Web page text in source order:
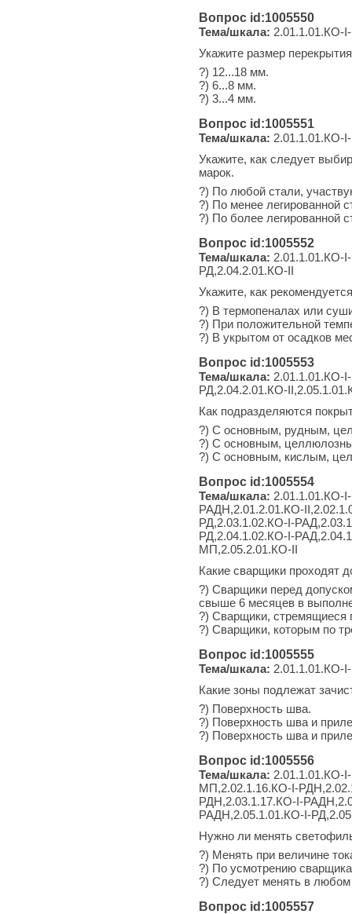
Вопрос id:1005550
Тема/шкала: 2.01.1.01.КО-
Укажите размер
?) 12...18 мм.
?) 6...8 мм.
?) 3...4 мм.
Вопрос id:1005551
Тема/шкала: 2.01.1.01.КО-
Укажите, как следует
марок.
?) По любой стали,
?) По менее легированной
?) По более легированной
Вопрос id:1005552
Тема/шкала: 2.01.1.01.КО-
РД,2.04.2.01.КО-II
Укажите, как
?) В термопеналах или
?) При положительной
?) В укрытом от осадков
Вопрос id:1005553
Тема/шкала: 2.01.1.01.КО-
РД,2.04.2.01.КО-
Как подразделяются
?) С основным, рудным,
?) С основным,
?) С основным, кислым,
Вопрос id:1005554
Тема/шкала: 2.01.1.01.КО-
РАДН,2.01.2.01.КО-
РД,2.03.1.02.КО-I-
РД,2.04.1.02.КО-I-
МП,2.05.2.01.КО-II
Какие сварщики проходят
?) Сварщики перед
свыше 6 месяцев в
?) Сварщики, стремящиеся
?) Сварщики, которым по
Вопрос id:1005555
Тема/шкала: 2.01.1.01.КО-
Какие зоны подлежат
?) Поверхность шва.
?) Поверхность шва и
?) Поверхность шва и
Вопрос id:1005556
Тема/шкала: 2.01.1.01.КО-
МП,2.02.1.16.КО-I-
РДН,2.03.1.17.КО-I-
РАДН,2.05.1.01.КО-I-
Нужно ли менять
?) Менять при величине
?) По усмотрению
?) Следует менять в любом
Вопрос id:1005557